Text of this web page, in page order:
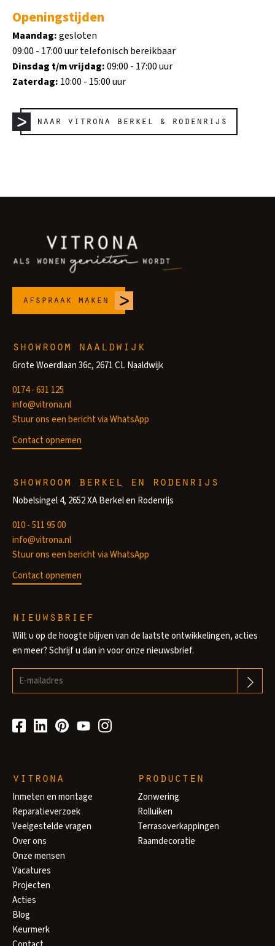
Openingstijden
Maandag:gesloten
09:00 - 17:00 uur telefonisch bereikbaar
Dinsdag t/m vrijdag:09:00 - 17:00 uur
Zaterdag: 10:00 - 15:00 uur
naar vitrona berkel & rodenrijs
afspraak maken
showroom naaldwijk
Grote Woerdlaan 36c, 2671 CL Naaldwijk
0174 - 631 125
info@vitrona.nl
Stuur ons een bericht via WhatsApp
Contact opnemen
showroom berkel en rodenrijs
Nobelsingel 4, 2652 XA Berkel en Rodenrijs
010 - 511 95 00
info@vitrona.nl
Stuur ons een bericht via WhatsApp
Contact opnemen
nieuwsbrief
Wilt u op de hoogte blijven van de laatste ontwikkelingen, acties
en meer? Schrijf u dan in voor onze nieuwsbrief.
vitrona
Inmeten en montage
Reparatieverzoek
Veelgestelde vragen
Over ons
Onze mensen
Vacatures
Projecten
Acties
Blog
Keurmerk
producten
Zonwering
Rolluiken
Terrasoverkappingen
Raamdecoratie